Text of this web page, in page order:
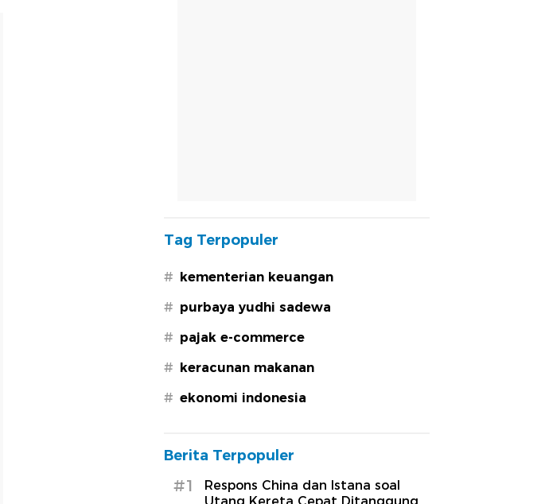
Tag Terpopuler
# kementerian keuangan
# purbaya yudhi sadewa
# pajak e-commerce
# keracunan makanan
# ekonomi indonesia
Berita Terpopuler
#1
Respons China dan Istana soal